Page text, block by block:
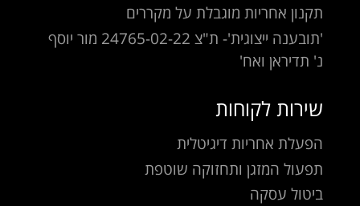
תקנון אחריות מוגבלת על מקררים
'תובענה ייצוגית'- ת"צ 24765-02-22 מור יוסף
נ' תדיראן ואח'
שירות לקוחות
הפעלת אחריות דיגיטלית
תפעול המזגן ותחזוקה שוטפת
ביטול עסקה